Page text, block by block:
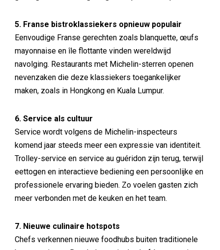
5. Franse bistroklassiekers opnieuw populair
Eenvoudige Franse gerechten zoals blanquette, œufs
mayonnaise en île flottante vinden wereldwijd
navolging. Restaurants met Michelin-sterren openen
nevenzaken die deze klassiekers toegankelijker
maken, zoals in Hongkong en Kuala Lumpur.
6. Service als cultuur
Service wordt volgens de Michelin-inspecteurs
komend jaar steeds meer een expressie van identiteit.
Trolley-service en service au guéridon zijn terug, terwijl
eettogen en interactieve bediening een persoonlijke en
professionele ervaring bieden. Zo voelen gasten zich
meer verbonden met de keuken en het team.
7. Nieuwe culinaire hotspots
Chefs verkennen nieuwe foodhubs buiten traditionele